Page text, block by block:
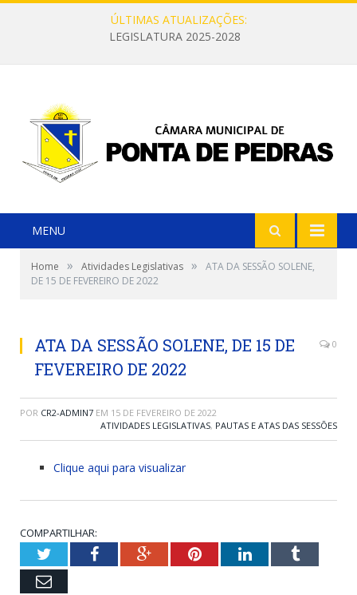
ÚLTIMAS ATUALIZAÇÕES:
LEGISLATURA 2025-2028
MENU
Home » Atividades Legislativas »
ATA DA SESSÃO SOLENE,
DE 15 DE FEVEREIRO DE 2022
ATA DA SESSÃO SOLENE, DE 15 DE
FEVEREIRO DE 2022
0
POR CR2-ADMIN7 EM 15 DE FEVEREIRO DE 2022
ATIVIDADES LEGISLATIVAS, PAUTAS E ATAS DAS SESSÕES
Clique aqui para visualizar
COMPARTILHAR:
TwitterFacebookGoogle+PinterestLinkedInTumblr
Email